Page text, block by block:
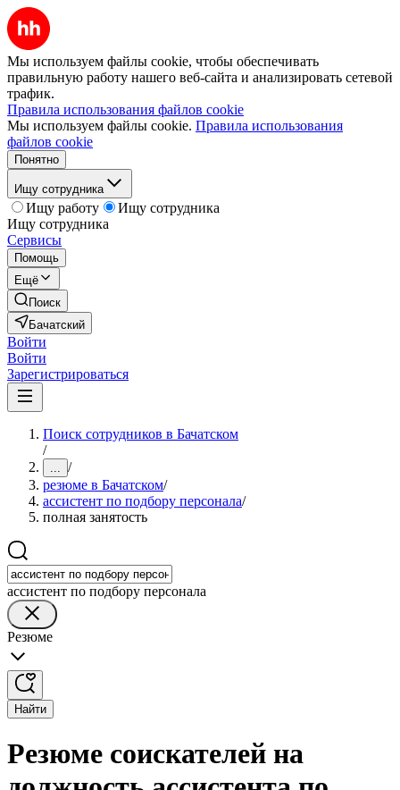
Мы используем файлы cookie, чтобы обеспечивать
правильную работу нашего веб-сайта и анализировать сетевой
трафик.
Правила использования файлов cookie
Мы используем файлы cookie. Правила использования
файлов cookie
Понятно
Ищу сотрудника
Ищу работу
Ищу сотрудника
Ищу сотрудника
Сервисы
Помощь
Ещё
Поиск
Бачатский
Войти
Войти
Зарегистрироваться
Поиск сотрудников в Бачатском
/
... /
резюме в Бачатском/
ассистент по подбору персонала/
полная занятость
ассистент по подбору персонала
Резюме
Найти
Резюме соискателей на